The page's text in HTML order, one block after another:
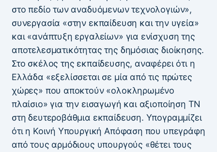
στο πεδίο των αναδυόμενων τεχνολογιών»,
συνεργασία «στην εκπαίδευση και την υγεία»
και «ανάπτυξη εργαλείων» για ενίσχυση της
αποτελεσματικότητας της δημόσιας διοίκησης.
Στο σκέλος της εκπαίδευσης, αναφέρει ότι η
Ελλάδα «εξελίσσεται σε μία από τις πρώτες
χώρες» που αποκτούν «ολοκληρωμένο
πλαίσιο» για την εισαγωγή και αξιοποίηση ΤΝ
στη δευτεροβάθμια εκπαίδευση. Υπογραμμίζει
ότι η Κοινή Υπουργική Απόφαση που υπεγράφη
από τους αρμόδιους υπουργούς «θέτει τους